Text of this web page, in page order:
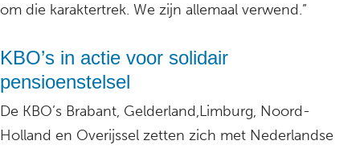
om die karaktertrek. We zijn allemaal verwend.”
KBO’s in actie voor solidair
pensioenstelsel
De KBO’s Brabant, Gelderland,Limburg, Noord-
Holland en Overijssel zetten zich met Nederlandse